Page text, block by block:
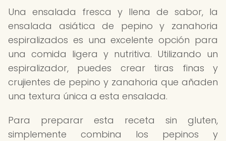
Una ensalada fresca y llena de sabor, la
ensalada asiática de pepino y zanahoria
espiralizados es una excelente opción para
una comida ligera y nutritiva. Utilizando un
espiralizador, puedes crear tiras finas y
crujientes de pepino y zanahoria que añaden
una textura única a esta ensalada.
Para preparar esta receta sin gluten,
simplemente combina los pepinos y